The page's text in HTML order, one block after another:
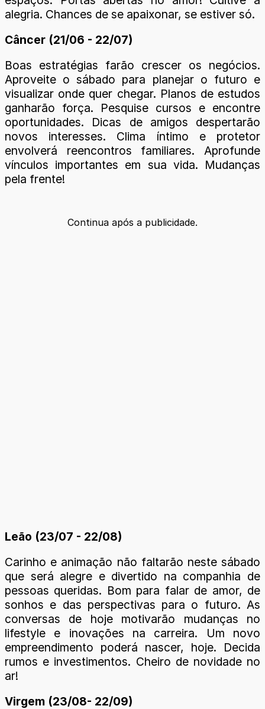
alegria. Chances de se apaixonar, se estiver só.
Câncer (21/06 - 22/07)
Boas estratégias farão crescer os negócios.
Aproveite o sábado para planejar o futuro e
visualizar onde quer chegar. Planos de estudos
ganharão força. Pesquise cursos e encontre
oportunidades. Dicas de amigos despertarão
novos interesses. Clima íntimo e protetor
envolverá reencontros familiares. Aprofunde
vínculos importantes em sua vida. Mudanças
pela frente!
Continua após a publicidade.
Leão (23/07 - 22/08)
Carinho e animação não faltarão neste sábado
que será alegre e divertido na companhia de
pessoas queridas. Bom para falar de amor, de
sonhos e das perspectivas para o futuro. As
conversas de hoje motivarão mudanças no
lifestyle e inovações na carreira. Um novo
empreendimento poderá nascer, hoje. Decida
rumos e investimentos. Cheiro de novidade no
ar!
Virgem (23/08- 22/09)